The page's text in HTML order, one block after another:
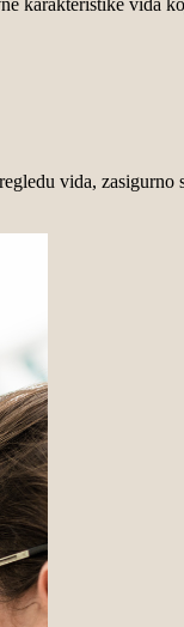
karakteristike vida
vida, zasigurno